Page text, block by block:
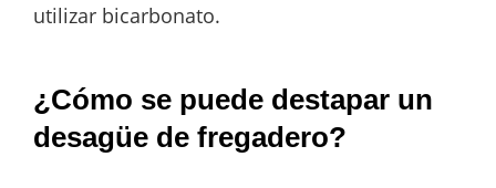
utilizar bicarbonato.
¿Cómo se puede destapar un
desagüe de fregadero?